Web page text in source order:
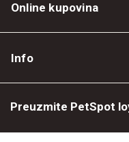
Online kupovina
Info
Preuzmite PetSpot